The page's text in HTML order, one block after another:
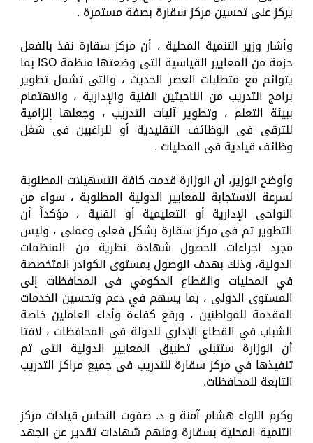
يركز على تحسين مركز سقارة بصفة مستمرة .
وأشار وزير التنمية المحلية ، أن مركز سقارة نفذ بالفعل
حزمة من المعايير القياسية التى وضعتها منظمة ISO بما
يتوائم مع متطلبات العصر الحديث ، والتى تشمل تطوير
برامج التدريب من الناحيتين الفنية والإدارية ، والاهتمام
ببيئة التعلم ، وتطوير آليات التدريب ، وجعلها إلزامية
للترقى فى الوظائف التقليدية أو للراغبين فى شغل
وظائف قيادية فى المحليات .
وأوضح الوزير، أن الوزارة قدمت كافة التسهيلات المطلوبة
لسرعة الاستجابة للمعايير الدولية المطلوبة ، سواء من
النواحى الإدارية أو التعليمية أو الفنية ، مؤكداً أن
التطوير تم فى مركز سقارة بشكل فعلى وعملى ، وليس
مجرد اجراءات للحصول شهادة نظرية من المنظمات
الدولية، وذلك بهدف الوصول بمستوى الكوادر المتخصصة
في المحليات والقطاع الحكومي فى المحافظات إلى
المستوى الدولى ، بما يسهم في دعم وتحسين الخدمات
المقدمة للمواطنين ، ورفع كفاءة وأداء العاملين خاصة
الشباب في القطاع الإداري للدولة فى المحافظات ، لافتا
أن الوزارة ستتبنى تطبيق المعايير الدولية التى تم
تنفيذها في مركز سقارة للتدريب فى جميع مراكز التدريب
التابعة للمحافظات.
وكرم اللواء هشام آمنة و د. صفوت النحاس قيادات مركز
التنمية المحلية بسقارة ومنهم شهادات تقدير عن الجهد